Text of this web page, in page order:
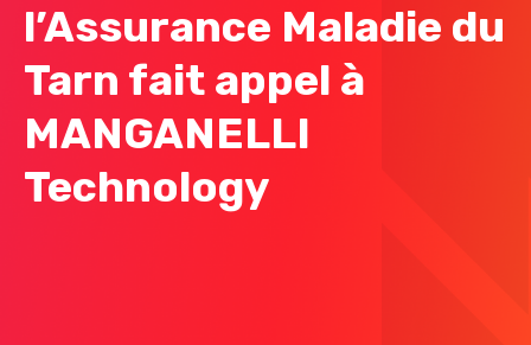
l’Assurance Maladie du
Tarn fait appel à
MANGANELLI
Technology​